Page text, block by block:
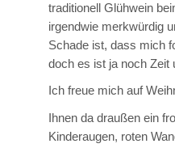
traditionell Glühwein
irgendwie merkwürdig
Schade ist, dass mich
doch es ist ja noch Zeit
Ich freue mich auf
Ihnen da draußen ein
Kinderaugen, roten